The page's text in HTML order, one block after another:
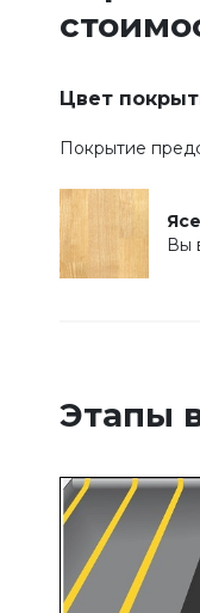
Цвет
Покрытие
Вы
Этапы